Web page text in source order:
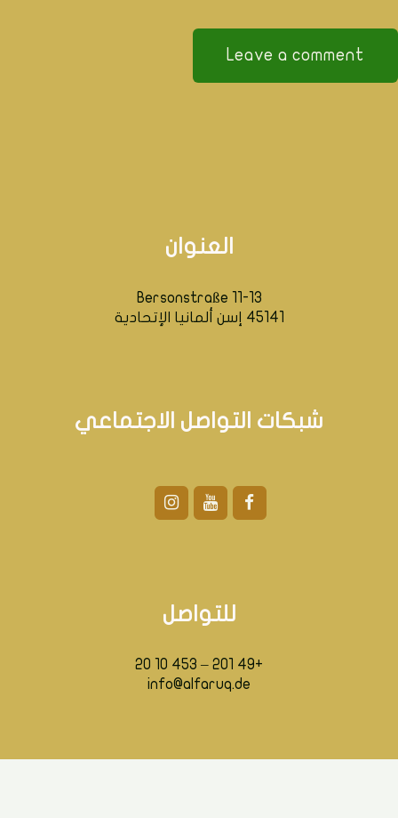
العنوان
Bersonstraße 11-13
45141 إسن ألمانيا الإتحادية
شبكات التواصل الاجتماعي
للتواصل
+49 201 – 453 10 20
info@alfaruq.de